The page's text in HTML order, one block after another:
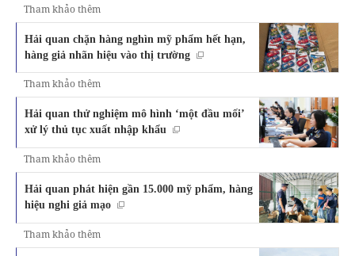
Tham khảo thêm
Hải quan chặn hàng nghìn mỹ phẩm hết hạn,
hàng giả nhãn hiệu vào thị trường
Tham khảo thêm
Hải quan thử nghiệm mô hình ‘một đầu mối’
xử lý thủ tục xuất nhập khẩu
Tham khảo thêm
Hải quan phát hiện gần 15.000 mỹ phẩm, hàng
hiệu nghi giả mạo
Tham khảo thêm